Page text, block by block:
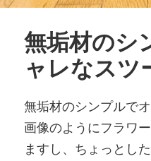
無垢材のシ
ャレなスツ
無垢材のシンプルで
画像のようにフラワ
ますし、ちょっとし